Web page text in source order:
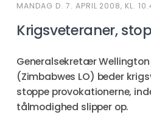
MANDAG D. 7. APRIL 2008, KL.
Krigsveteraner,
Generalsekretær Wellington
(Zimbabwes LO) beder
stoppe provokationerne,
tålmodighed slipper op.